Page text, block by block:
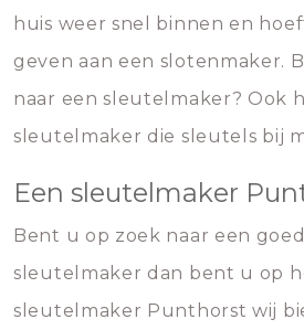
huis weer snel binnen en
geven aan een slotenmaker.
naar een sleutelmaker? Ook
sleutelmaker die sleutels bij
Een sleutelmaker
Bent u op zoek naar een
sleutelmaker dan bent u op
sleutelmaker Punthorst wij